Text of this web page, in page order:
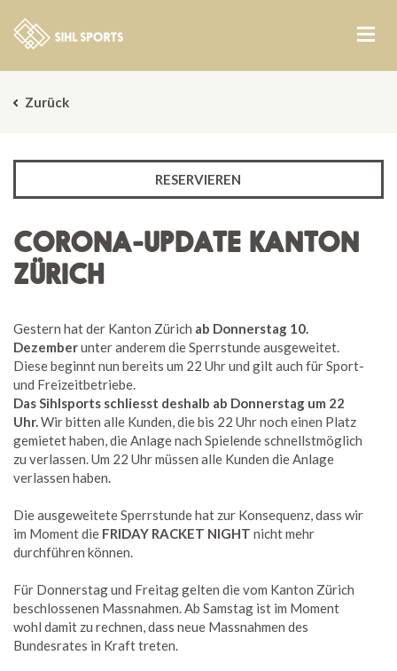
Zurück
RESERVIEREN
CORONA-UPDATE KANTON
ZÜRICH
Gestern hat der Kanton Zürich ab Donnerstag 10.
Dezemberunter anderem die Sperrstunde ausgeweitet.
Diese beginnt nun bereits um 22 Uhr und gilt auch für Sport-
und Freizeitbetriebe.
Das Sihlsports schliesst deshalb ab Donnerstag um 22
Uhr.Wir bitten alle Kunden, die bis 22 Uhr noch einen Platz
gemietet haben, die Anlage nach Spielende schnellstmöglich
zu verlassen. Um 22 Uhr müssen alle Kunden die Anlage
verlassen haben.
Die ausgeweitete Sperrstunde hat zur Konsequenz, dass wir
im Moment die FRIDAY RACKET NIGHT nicht mehr
durchführen können.
Für Donnerstag und Freitag gelten die vom Kanton Zürich
beschlossenen Massnahmen. Ab Samstag ist im Moment
wohl damit zu rechnen, dass neue Massnahmen des
Bundesrates in Kraft treten.